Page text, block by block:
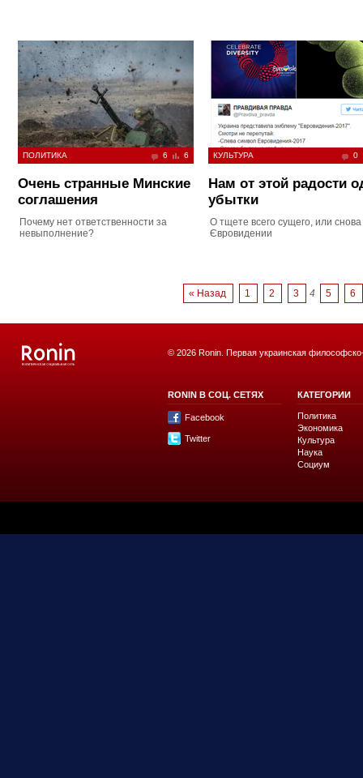
ПОЛИТИКА 6 6
Очень странные Минские
соглашения
Почему нет ответственности за
невыполнение?
КУЛЬТУРА 0
Нам от этой радости
убытки
О тщете всего сущего, или
Євровидении
« Назад 1 2 3 4 5 6
© 2026 Ronin. Первая украинская
RONIN В СОЦ. СЕТЯХ
Facebook
Twitter
КАТЕГОРИИ
Политика
Экономика
Культура
Наука
Социум